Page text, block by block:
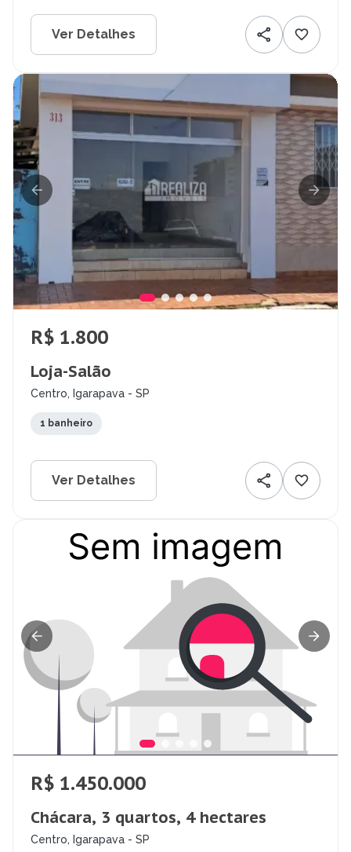
Ver Detalhes
R$ 1.800
Loja-Salão
Centro, Igarapava - SP
1 banheiro
Ver Detalhes
R$ 1.450.000
Chácara, 3 quartos, 4 hectares
Centro, Igarapava - SP